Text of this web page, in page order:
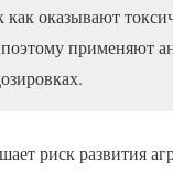
как оказывают
применяют
риск развития